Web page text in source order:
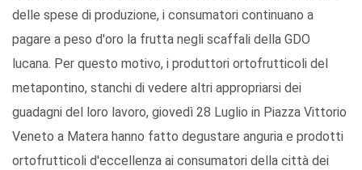
delle spese di produzione, i consumatori continuano a
pagare a peso d'oro la frutta negli scaffali della GDO
lucana. Per questo motivo, i produttori ortofrutticoli del
metapontino, stanchi di vedere altri appropriarsi dei
guadagni del loro lavoro, giovedì 28 Luglio in Piazza Vittorio
Veneto a Matera hanno fatto degustare anguria e prodotti
ortofrutticoli d'eccellenza ai consumatori della città dei